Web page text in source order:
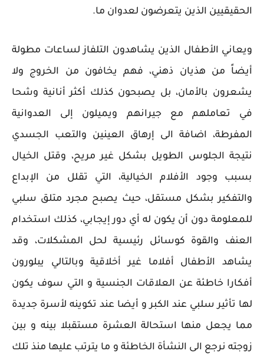
الحقيقيين الذين يتعرضون لعدوان ما.
ويعاني الأطفال الذين يشاهدون التلفاز لساعات مطولة
أيضاً من هذيان ذهني، فهم يخافون من الخروج ولا
يشعرون بالأمان، بل يصبحون كذلك أكثر أنانية وشحا
في تعاملهم مع جيرانهم ويميلون إلى العدوانية
المفرطة، اضافة الى إرهاق العينين والتعب الجسدي
نتيجة الجلوس الطويل بشكل غير مريح، وقتل الخيال
بسبب وجود الأفلام الخيالية، التي تقلل من الإبداع
والتفكير بشكل مستقل، حيث يصبح مجرد متلق سلبي
للمعلومة دون أن يكون له أي دور إيجابي، كذلك استخدام
العنف والقوة كوسائل رئيسية لحل المشكلات، وقد
يشاهد الأطفال أفلاما غير أخلاقية وبالتالي يبلورون
أفكارا خاطئة عن العلاقات الجنسية و التي سوف يكون
لها تأثير سلبي عند الكبر و أيضا عند تكوينه لأسرة جديدة
مما يجعل منها استحالة العشرة مستقبلا بينه و بين
زوجته نرجع الى النشأة الخاطئة و ما يترتب عليها منذ تلك